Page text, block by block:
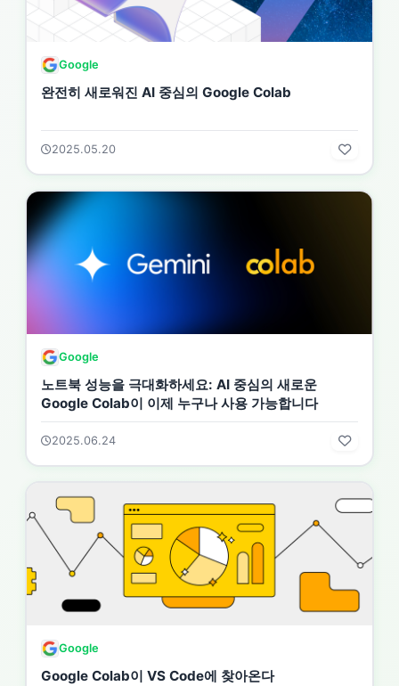
Google
완전히 새로워진 AI 중심의 Google Colab
2025.05.20
Google
노트북 성능을 극대화하세요: AI 중심의 새로운
Google Colab이 이제 누구나 사용 가능합니다
2025.06.24
Google
Google Colab이 VS Code에 찾아온다